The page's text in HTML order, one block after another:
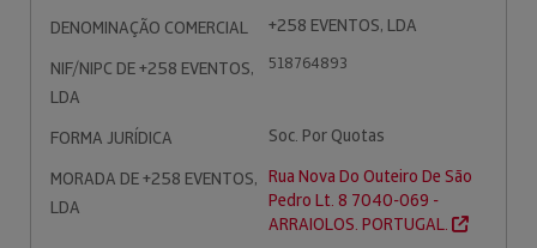
DENOMINAÇÃO COMERCIAL
+258 EVENTOS, LDA
NIF/NIPC DE +258 EVENTOS,
LDA
518764893
FORMA JURÍDICA
Soc. Por Quotas
MORADA DE +258 EVENTOS,
LDA
Rua Nova Do Outeiro De São
Pedro Lt. 8 7040-069 -
ARRAIOLOS. PORTUGAL.